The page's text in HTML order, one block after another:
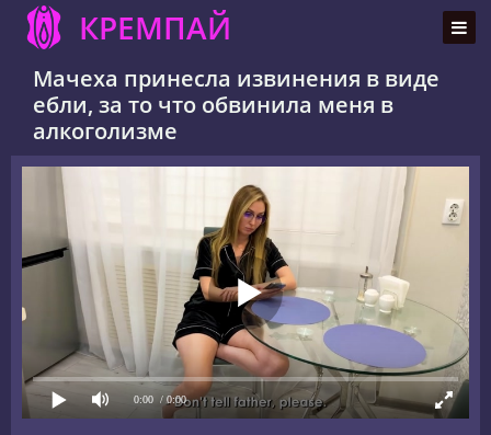
КРЕМПАЙ
Мачеха принесла извинения в виде
ебли, за то что обвинила меня в
алкоголизме
0:00 / 0:00